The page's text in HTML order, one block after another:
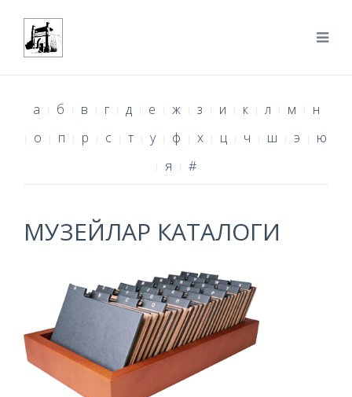
а б в г д е ж з и к л м
н
о
п р с т у ф х ц ч ш э
ю
я
#
МУЗЕЙЛАР КАТАЛОГИ